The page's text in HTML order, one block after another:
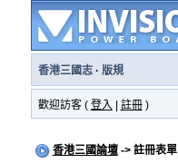
香港三國志· 版規
歡迎訪客 ( 登入 註冊)
香港三國論壇-> 註冊表單